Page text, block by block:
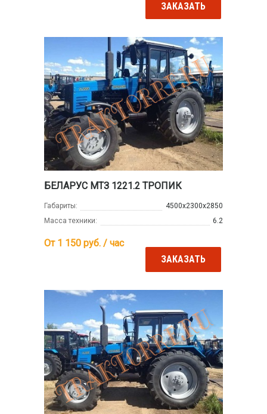
ЗАКАЗАТЬ
БЕЛАРУС МТЗ 1221.2 ТРОПИК
Габариты:
4500х2300х2850
Масса техники:
6.2
От 1 150 руб. / час
ЗАКАЗАТЬ